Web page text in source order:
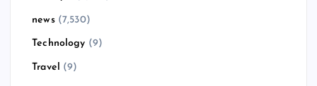
news(7,530)
Technology (9)
Travel (9)